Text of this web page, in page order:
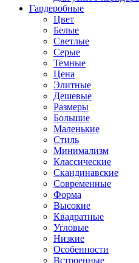
Гардеробные
Цвет
Белые
Светлые
Серые
Темные
Цена
Элитные
Дешевые
Размеры
Большие
Маленькие
Стиль
Минимализм
Классические
Скандинавские
Современные
Форма
Высокие
Квадратные
Угловые
Низкие
Особенности
Встроенные